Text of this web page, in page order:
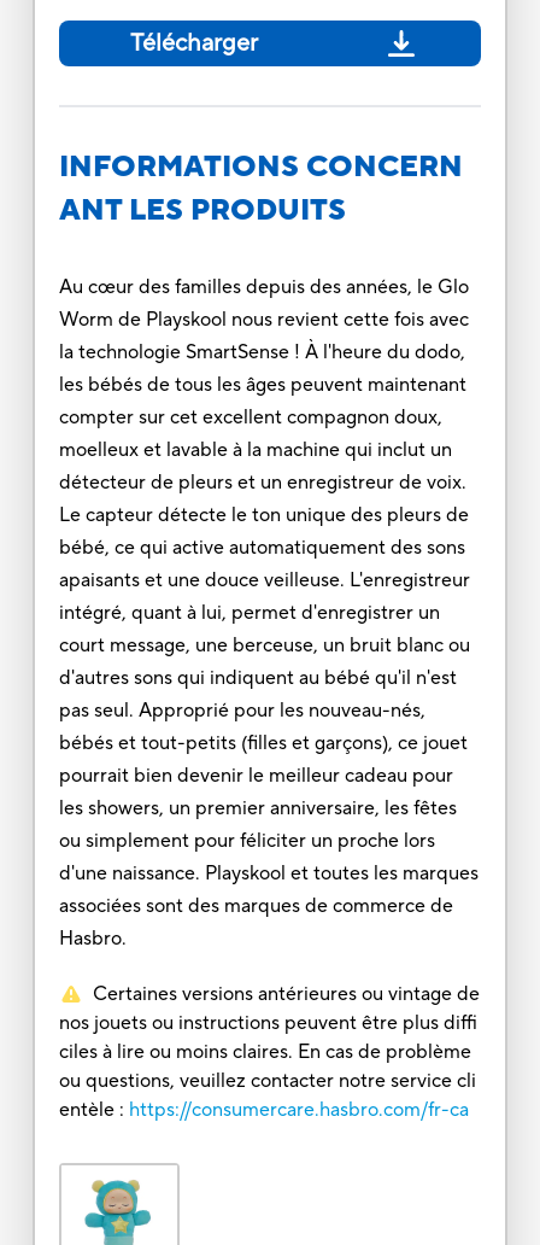
Télécharger
INFORMATIONS CONCERN
ANT LES PRODUITS
Au cœur des familles depuis des années, le Glo
Worm de Playskool nous revient cette fois avec
la technologie SmartSense ! À l'heure du dodo,
les bébés de tous les âges peuvent maintenant
compter sur cet excellent compagnon doux,
moelleux et lavable à la machine qui inclut un
détecteur de pleurs et un enregistreur de voix.
Le capteur détecte le ton unique des pleurs de
bébé, ce qui active automatiquement des sons
apaisants et une douce veilleuse. L'enregistreur
intégré, quant à lui, permet d'enregistrer un
court message, une berceuse, un bruit blanc ou
d'autres sons qui indiquent au bébé qu'il n'est
pas seul. Approprié pour les nouveau-nés,
bébés et tout-petits (filles et garçons), ce jouet
pourrait bien devenir le meilleur cadeau pour
les showers, un premier anniversaire, les fêtes
ou simplement pour féliciter un proche lors
d'une naissance. Playskool et toutes les marques
associées sont des marques de commerce de
Hasbro.
Certaines versions antérieures ou vintage de
nos jouets ou instructions peuvent être plus diffi
ciles à lire ou moins claires. En cas de problème
ou questions, veuillez contacter notre service cli
entèle : https://consumercare.hasbro.com/fr-ca